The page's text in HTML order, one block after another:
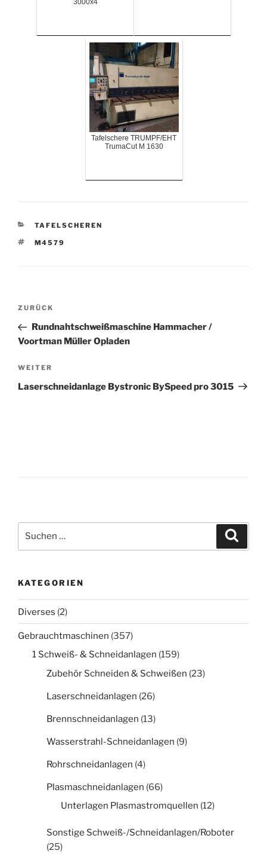
3000x4
Tafelschere TRUMPF/EHT
TrumaCut M 1630
KATEGORIEN
TAFELSCHEREN
SCHLAGWÖRTER
M4579
Beitrags-
Vorheriger
Beitrag
ZURÜCK
Rundnahtschweißmaschine Hammacher /
Voortman Müller Opladen
Nächster
Beitrag
WEITER
Laserschneidanlage Bystronic BySpeed pro 3015
nach:
KATEGORIEN
Diverses (2)
Gebrauchtmaschinen (357)
1 Schweiß- & Schneidanlagen (159)
Zubehör Schneiden & Schweißen (23)
Laserschneidanlagen (26)
Brennschneidanlagen (13)
Wasserstrahl-Schneidanlagen (9)
Rohrschneidanlagen (4)
Plasmaschneidanlagen (66)
Unterlagen Plasmastromquellen (12)
Sonstige Schweiß-/Schneidanlagen/Roboter
(25)